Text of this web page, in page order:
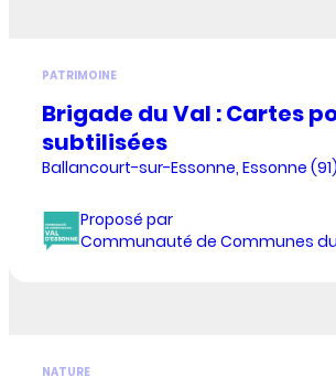
PATRIMOINE
Brigade du Val : Cartes
subtilisées
Ballancourt-sur-Essonne, Essonne (91)
Proposé par
Communauté de Communes
NATURE